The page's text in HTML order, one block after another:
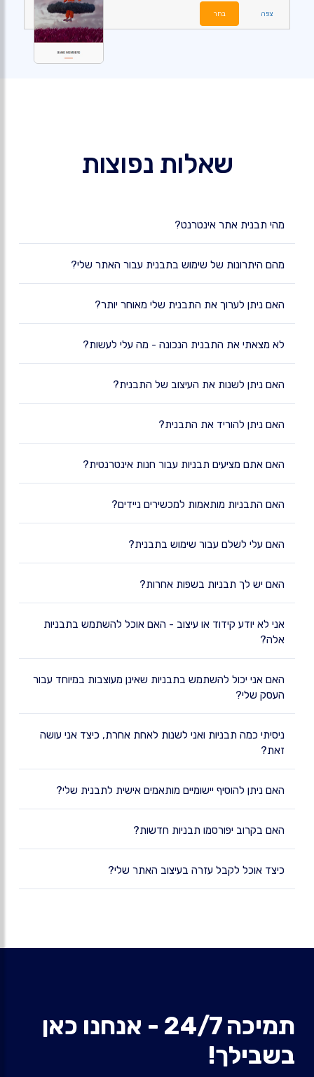
צפה בחר
שאלות נפוצות
מהי תבנית אתר אינטרנט?
מהם היתרונות של שימוש בתבנית עבור האתר שלי?
האם ניתן לערוך את התבנית שלי מאוחר יותר?
לא מצאתי את התבנית הנכונה - מה עלי לעשות?
האם ניתן לשנות את העיצוב של התבנית?
האם ניתן להוריד את התבנית?
האם אתם מציעים תבניות עבור חנות אינטרנטית?
האם התבניות מותאמות למכשירים ניידים?
האם עלי לשלם עבור שימוש בתבנית?
האם יש לך תבניות בשפות אחרות?
אני לא יודע קידוד או עיצוב - האם אוכל להשתמש בתבניות
אלה?
האם אני יכול להשתמש בתבניות שאינן מעוצבות במיוחד עבור
העסק שלי?
ניסיתי כמה תבניות ואני לשנות לאחת אחרת, כיצד אני עושה
זאת?
האם ניתן להוסיף יישומיים מותאמים אישית לתבנית שלי?
האם בקרוב יפורסמו תבניות חדשות?
כיצד אוכל לקבל עזרה בעיצוב האתר שלי?
תמיכה 24/7 - אנחנו כאן
בשבילך!